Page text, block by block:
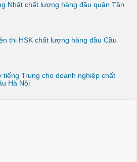
Nhật chất lượng hàng đầu quận Tân
thi HSK chất lượng hàng đầu Cầu
tiếng Trung cho doanh nghiệp chất
Hà Nội